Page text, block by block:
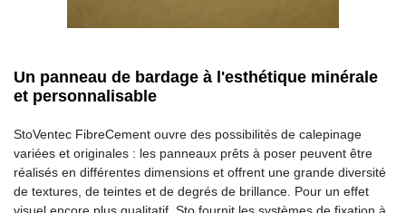
Un panneau de bardage à l'esthétique minérale
et personnalisable
StoVentec FibreCement ouvre des possibilités de calepinage
variées et originales : les panneaux prêts à poser peuvent être
réalisés en différentes dimensions et offrent une grande diversité
de textures, de teintes et de degrés de brillance. Pour un effet